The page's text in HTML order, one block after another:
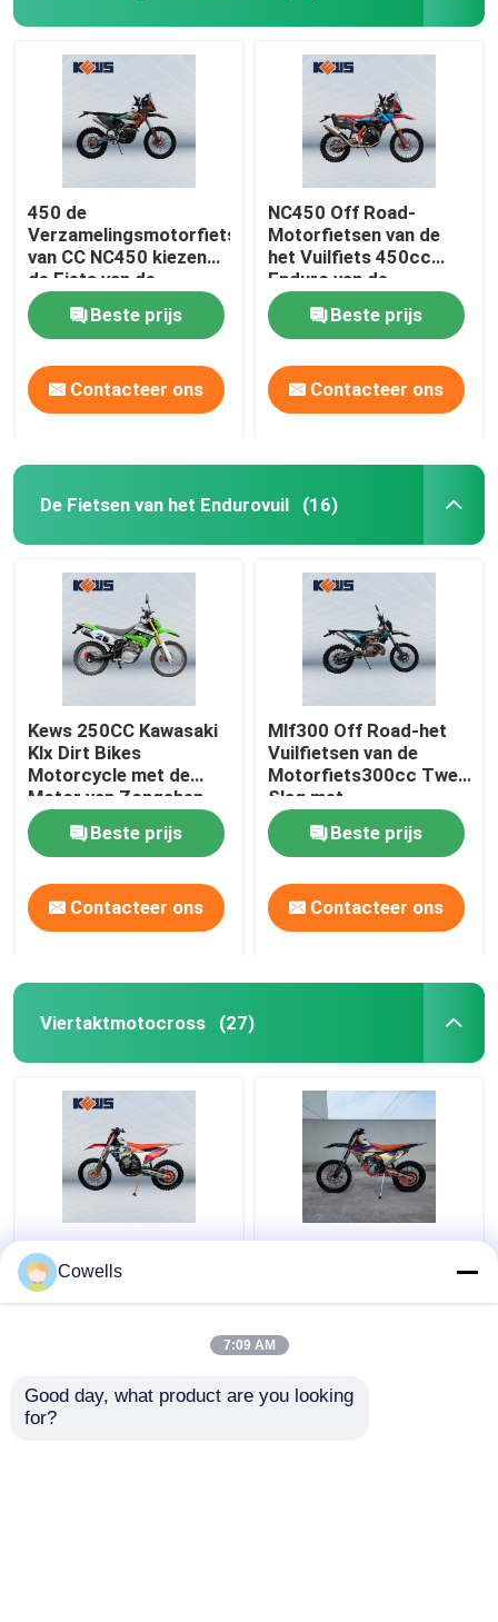
450 de
Verzamelingsmotorfietsen
van CC NC450 kiezen
de Fiets van de
Cilinderktm
Verzameling uit
Beste prijs
Contacteer ons
NC450 Off Road-
Motorfietsen van de
het Vuilfiets 450cc
Enduro van de
Motorfietsverzameling
de ChineseBeste prijs
Contacteer ons
De Fietsen van het Endurovuil (16)
Kews 250CC Kawasaki
Klx Dirt Bikes
Motorcycle met de
Motor van Zongshen
CB250
Beste prijs
Contacteer ons
Mlf300 Off Road-het
Vuilfietsen van de
Motorfiets300cc Twee
Slag met
Elektrobeginsysteem
Beste prijs
Contacteer ons
Viertaktmotocross (27)
Van de het Vuilfiets
NC300S 6 van de
Kewsk23 KTM 300CC 4
Snelheidstransmissie
KEWS ZS178mm
Motorcycle
Motorbikes
Cowells
7:09 AM
Good day, what product are you looking
for?